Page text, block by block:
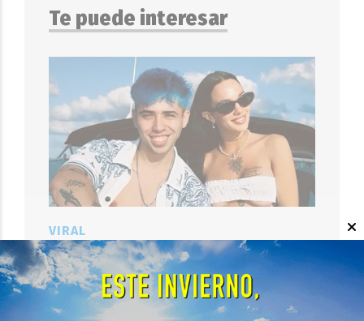
Te puede interesar
La Joaqui confirmó su separación
de Luck Ra: su mensaje en las
redes
VIRAL